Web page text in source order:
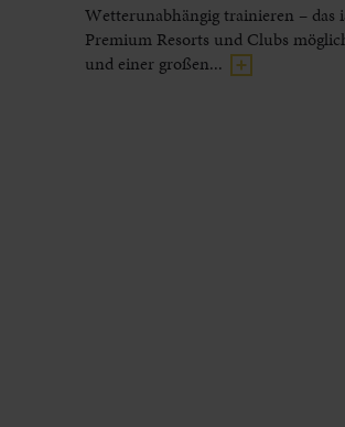
Wetterunabhängig trainieren – das
Premium Resorts und Clubs
und einer großen...